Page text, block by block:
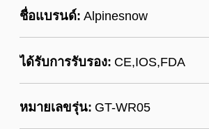
ชื่อแบรนด์: Alpinesnow
ได้รับการรับรอง: CE,IOS,FDA
หมายเลขรุ่น: GT-WR05